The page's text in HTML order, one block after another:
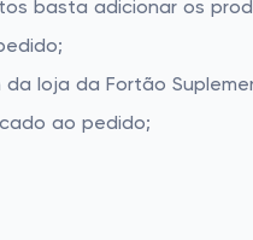
basta adicionar os
loja da Fortão
ao pedido;